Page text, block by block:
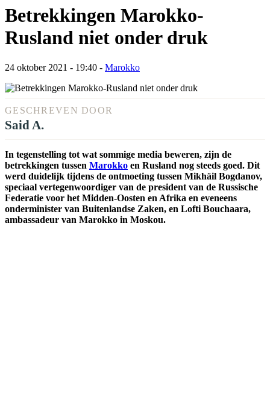
Betrekkingen Marokko-
Rusland niet onder druk
24 oktober 2021 - 19:40 - Marokko
GESCHREVEN DOOR
Said A.
In tegenstelling tot wat sommige media beweren, zijn de
betrekkingen tussen Marokko en Rusland nog steeds goed. Dit
werd duidelijk tijdens de ontmoeting tussen Mikhäil Bogdanov,
speciaal vertegenwoordiger van de president van de Russische
Federatie voor het Midden-Oosten en Afrika en eveneens
onderminister van Buitenlandse Zaken, en Lofti Bouchaara,
ambassadeur van Marokko in Moskou.